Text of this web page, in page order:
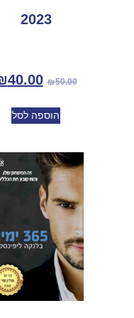
2023
₪50.00
40.00
הוספה לסל